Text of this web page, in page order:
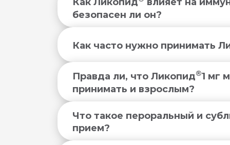
безопасен ли он?
Как часто нужно принимать
Правда ли, что Ликопид®1 мг
принимать и взрослым?
Что такое пероральный и
прием?